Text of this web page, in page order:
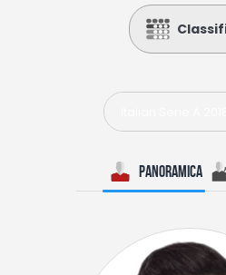
Calcio
Basket
Tennis
Lo Sapevi Che
I consigli di Giulia
Panoramica